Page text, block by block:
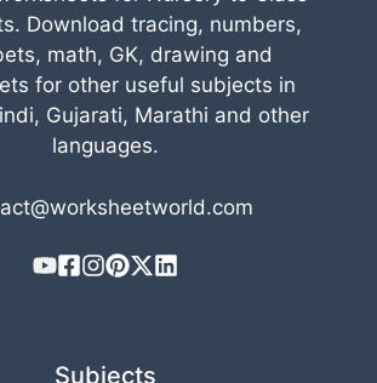
Download tracing, numbers,
math, GK, drawing and
for other useful subjects in
Gujarati, Marathi and other
languages.
Subjects